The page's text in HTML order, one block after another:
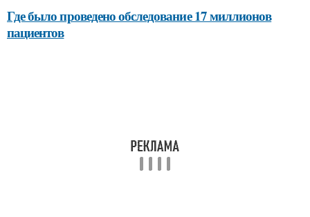
Где было проведено обследование 17 миллионов
пациентов